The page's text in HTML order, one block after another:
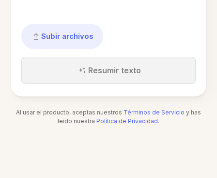
Subir archivos
Resumir texto
Al usar el producto, aceptas nuestros Términos de Servicio y has
leído nuestra Política de Privacidad.